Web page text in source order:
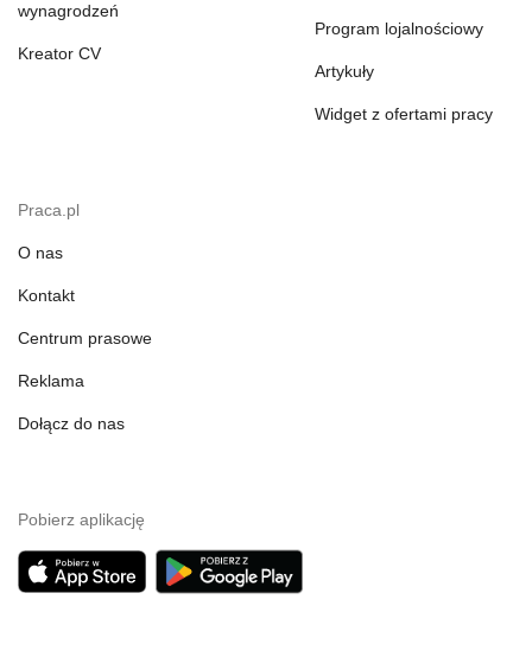
wynagrodzeń
Kreator CV
Program lojalnościowy
Artykuły
Widget z ofertami pracy
Praca.pl
O nas
Kontakt
Centrum prasowe
Reklama
Dołącz do nas
Pobierz aplikację